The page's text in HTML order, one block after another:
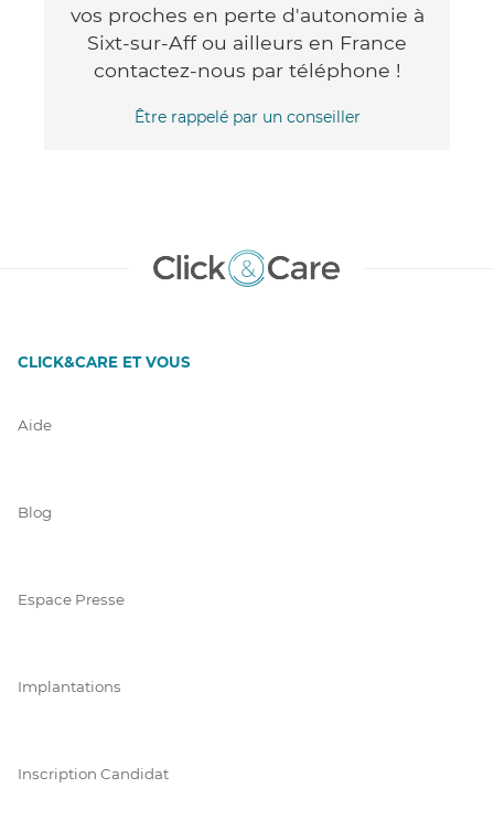
vos proches en perte d'autonomie à
Sixt-sur-Aff ou ailleurs en France
contactez-nous par téléphone !
Être rappelé par un conseiller
CLICK&CARE ET VOUS
Aide
Blog
Espace Presse
Implantations
Inscription Candidat